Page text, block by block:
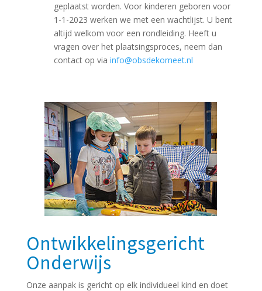
geplaatst worden. Voor kinderen geboren voor
1-1-2023 werken we met een wachtlijst. U bent
altijd welkom voor een rondleiding. Heeft u
vragen over het plaatsingsproces, neem dan
contact op via info@obsdekomeet.nl
Ontwikkelingsgericht
Onderwijs
Onze aanpak is gericht op elk individueel kind en doet